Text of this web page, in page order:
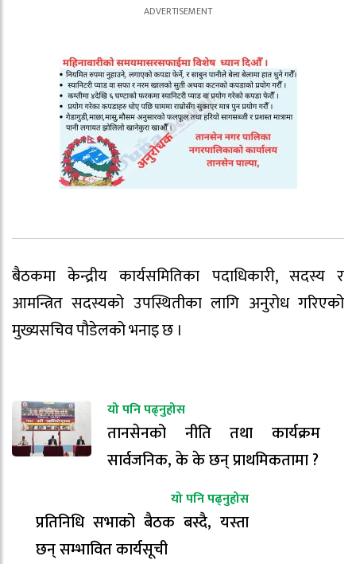
बैठकमा केन्द्रीय कार्यसमितिका पदाधिकारी, सदस्य र
आमन्त्रित सदस्यको उपस्थितीका लागि अनुरोध गरिएको
मुख्यसचिव पौडेलको भनाइ छ ।
यो पनि पढ्नुहोस
तानसेनको नीति तथा कार्यक्रम
सार्वजनिक, के के छन् प्राथमिकतामा ?
यो पनि पढ्नुहोस
प्रतिनिधि सभाको बैठक बस्दै, यस्ता
छन् सम्भावित कार्यसूची